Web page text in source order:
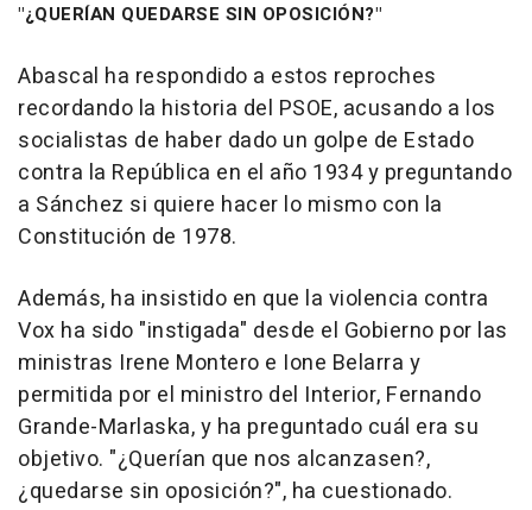
"¿QUERÍAN QUEDARSE SIN OPOSICIÓN?"
Abascal ha respondido a estos reproches
recordando la historia del PSOE, acusando a los
socialistas de haber dado un golpe de Estado
contra la República en el año 1934 y preguntando
a Sánchez si quiere hacer lo mismo con la
Constitución de 1978.
Además, ha insistido en que la violencia contra
Vox ha sido "instigada" desde el Gobierno por las
ministras Irene Montero e Ione Belarra y
permitida por el ministro del Interior, Fernando
Grande-Marlaska, y ha preguntado cuál era su
objetivo. "¿Querían que nos alcanzasen?,
¿quedarse sin oposición?", ha cuestionado.